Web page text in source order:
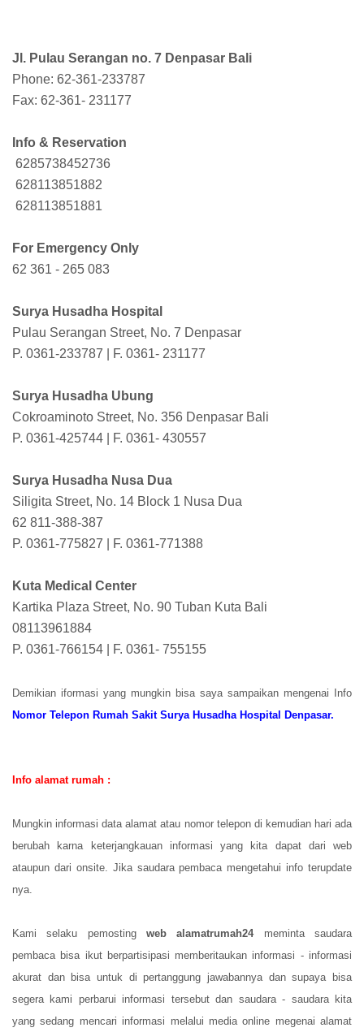
Jl. Pulau Serangan no. 7 Denpasar Bali
Phone: 62-361-233787
Fax: 62-361- 231177
Info & Reservation
6285738452736
628113851882
628113851881
For Emergency Only
62 361 - 265 083
Surya Husadha Hospital
Pulau Serangan Street, No. 7 Denpasar
P. 0361-233787 | F. 0361- 231177
Surya Husadha Ubung
Cokroaminoto Street, No. 356 Denpasar Bali
P. 0361-425744 | F. 0361- 430557
Surya Husadha Nusa Dua
Siligita Street, No. 14 Block 1 Nusa Dua
62 811-388-387
P. 0361-775827 | F. 0361-771388
Kuta Medical Center
Kartika Plaza Street, No. 90 Tuban Kuta Bali
08113961884
P. 0361-766154 | F. 0361- 755155
Demikian iformasi yang mungkin bisa saya sampaikan mengenai Info
Nomor Telepon Rumah Sakit Surya Husadha Hospital Denpasar.
Info alamat rumah :
Mungkin informasi data alamat atau nomor telepon di kemudian hari ada
berubah karna keterjangkauan informasi yang kita dapat dari web
ataupun dari onsite. Jika saudara pembaca mengetahui info terupdate
nya.
Kami selaku pemosting web alamatrumah24meminta saudara
pembaca bisa ikut berpartisipasi memberitaukan informasi - informasi
akurat dan bisa untuk di pertanggung jawabannya dan supaya bisa
segera kami perbarui informasi tersebut dan saudara - saudara kita
yang sedang mencari informasi melalui media online megenai alamat